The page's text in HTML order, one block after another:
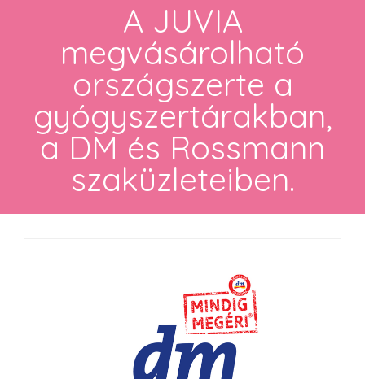
A JUVIA
megvásárolható
országszerte a
gyógyszertárakban,
a DM és Rossmann
szaküzleteiben.